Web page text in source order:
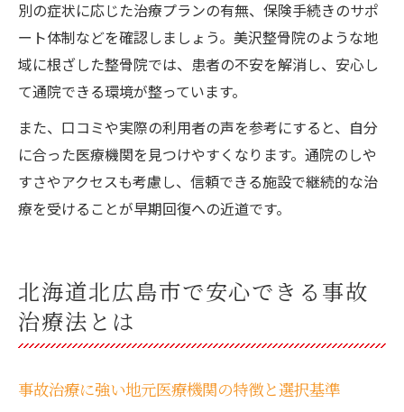
別の症状に応じた治療プランの有無、保険手続きのサポ
ート体制などを確認しましょう。美沢整骨院のような地
域に根ざした整骨院では、患者の不安を解消し、安心し
て通院できる環境が整っています。
また、口コミや実際の利用者の声を参考にすると、自分
に合った医療機関を見つけやすくなります。通院のしや
すさやアクセスも考慮し、信頼できる施設で継続的な治
療を受けることが早期回復への近道です。
北海道北広島市で安心できる事故
治療法とは
事故治療に強い地元医療機関の特徴と選択基準